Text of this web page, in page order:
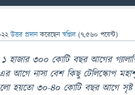
উত্তর প্রদান করেছেনস্বপ্নিল (7,560 পয়েন্ট)
১ হাজার ৩০০ কোটি বছর আগের
আগে নাসা বেশ কিছু টেলিস্কোপ
হয়তো ৩০-৪০ কোটি বছর আগে সৃষ্ট